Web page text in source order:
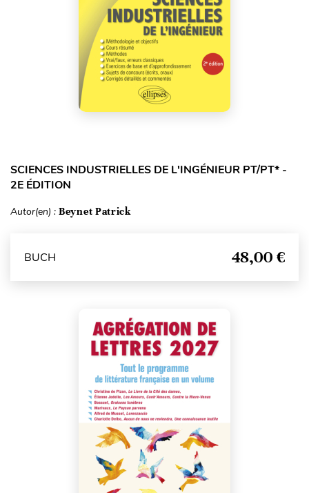
SCIENCES INDUSTRIELLES DE L'INGÉNIEUR PT/PT* -
2E ÉDITION
Autor(en) : Beynet Patrick
BUCH 48,00 €